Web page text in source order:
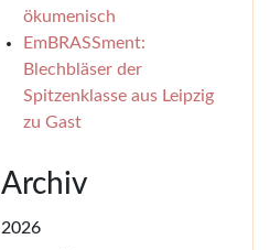
ökumenisch
EmBRASSment:
Blechbläser der
Spitzenklasse aus Leipzig
zu Gast
Archiv
2026